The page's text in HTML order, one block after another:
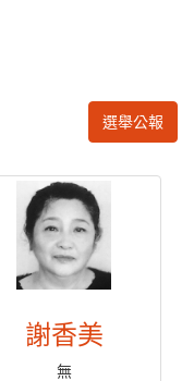
選舉公報
謝香美
無